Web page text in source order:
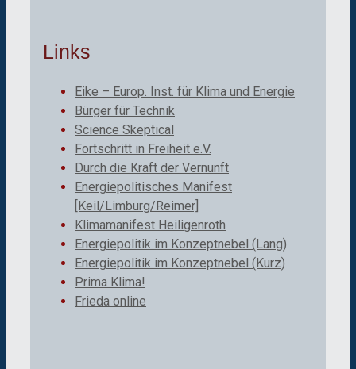
Links
Eike – Europ. Inst. für Klima und Energie
Bürger für Technik
Science Skeptical
Fortschritt in Freiheit e.V.
Durch die Kraft der Vernunft
Energiepolitisches Manifest
[Keil/Limburg/Reimer]
Klimamanifest Heiligenroth
Energiepolitik im Konzeptnebel (Lang)
Energiepolitik im Konzeptnebel (Kurz)
Prima Klima!
Frieda online